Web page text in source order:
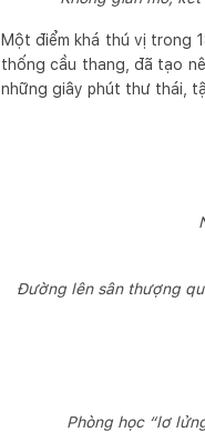
Một điểm khá thú vị trong
thống cầu thang, đã tạo
những giây phút thư thái,
Đường lên sân thượng
Phòng học “lơ